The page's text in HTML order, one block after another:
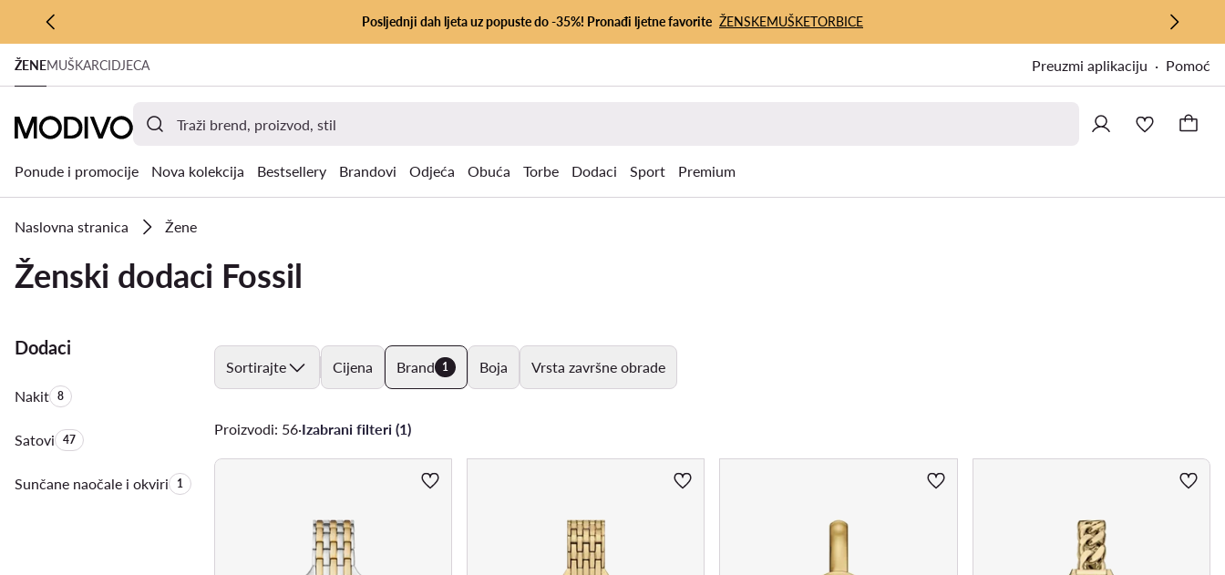
PRIJEĐI NA GLAVNI SADRŽAJ
PRIJEĐI NA PRETRAŽIVANJE
Posljednji dah ljeta uz popuste do -35%! Pronađi ljetne favorite ŽENSKEMUŠKETORBICE
ŽENEMUŠKARCIDJECA Preuzmi aplikaciju Pomoć
Ponude i promocije Nova kolekcija Bestsellery Brandovi Odjeća Obuća Torbe Dodaci Sport Premium
Naslovna stranica Žene
Ženski dodaci Fossil
Dodaci
NakitKoličina proizvoda:
8
SatoviKoličina proizvoda:
47
Sunčane naočale i okviriKoličina proizvoda:
1
Sortirajte Cijena Brand 1 Boja Vrsta završne obrade
Proizvodi: 56·Izabrani filteri (1)